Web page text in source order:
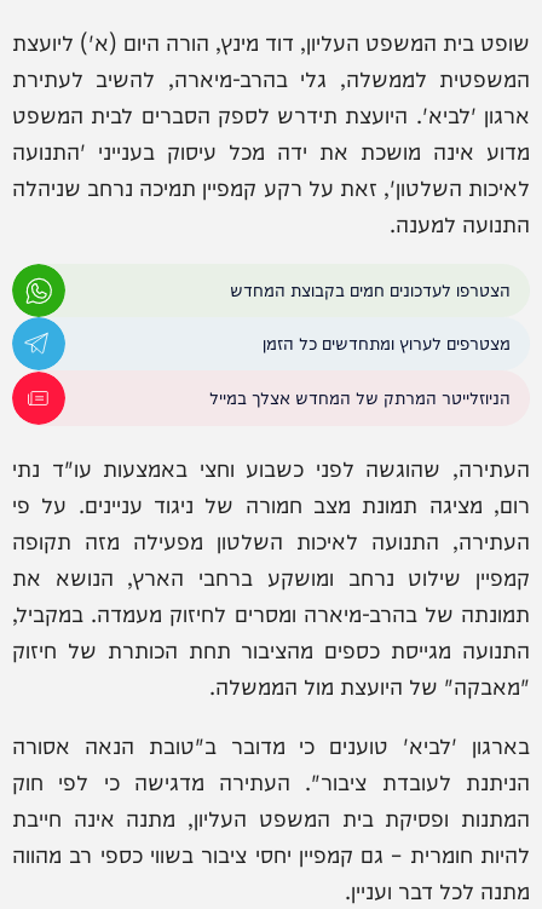
שופט בית המשפט העליון, דוד מינץ, הורה היום (א') ליועצת
המשפטית לממשלה, גלי בהרב-מיארה, להשיב לעתירת
ארגון 'לביא'. היועצת תידרש לספק הסברים לבית המשפט
מדוע אינה מושכת את ידה מכל עיסוק בענייני 'התנועה
לאיכות השלטון', זאת על רקע קמפיין תמיכה נרחב שניהלה
התנועה למענה.
הצטרפו לעדכונים חמים בקבוצת המחדש
מצטרפים לערוץ ומתחדשים כל הזמן
הניוזלייטר המרתק של המחדש אצלך במייל
העתירה, שהוגשה לפני כשבוע וחצי באמצעות עו"ד נתי
רום, מציגה תמונת מצב חמורה של ניגוד עניינים. על פי
העתירה, התנועה לאיכות השלטון מפעילה מזה תקופה
קמפיין שילוט נרחב ומושקע ברחבי הארץ, הנושא את
תמונתה של בהרב-מיארה ומסרים לחיזוק מעמדה. במקביל,
התנועה מגייסת כספים מהציבור תחת הכותרת של חיזוק
"מאבקה" של היועצת מול הממשלה.
בארגון 'לביא' טוענים כי מדובר ב"טובת הנאה אסורה
הניתנת לעובדת ציבור". העתירה מדגישה כי לפי חוק
המתנות ופסיקת בית המשפט העליון, מתנה אינה חייבת
להיות חומרית – גם קמפיין יחסי ציבור בשווי כספי רב מהווה
מתנה לכל דבר ועניין.